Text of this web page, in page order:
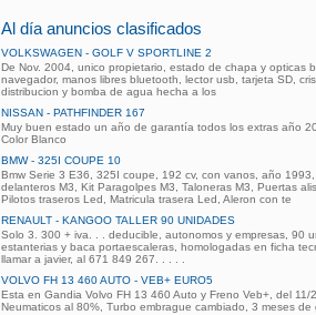
Al día anuncios clasificados
VOLKSWAGEN - GOLF V SPORTLINE 2
De Nov. 2004, unico propietario, estado de chapa y opticas
navegador, manos libres bluetooth, lector usb, tarjeta SD,
distribucion y bomba de agua hecha a los
NISSAN - PATHFINDER 167
Muy buen estado un año de garantía todos los extras año
Color Blanco
BMW - 325I COUPE 10
Bmw Serie 3 E36, 325I coupe, 192 cv, con vanos, año
delanteros M3, Kit Paragolpes M3, Taloneras M3, Puertas
Pilotos traseros Led, Matricula trasera Led, Aleron con te
RENAULT - KANGOO TALLER 90 UNIDADES
Solo 3. 300 + iva. . . deducible, autonomos y empresas, 90
estanterias y baca portaescaleras, homologadas en ficha
llamar a javier, al 671 849 267. . . . .
VOLVO FH 13 460 AUTO - VEB+ EURO5
Esta en Gandia Volvo FH 13 460 Auto y Freno Veb+, del 11/
Neumaticos al 80%, Turbo embrague cambiado, 3 meses